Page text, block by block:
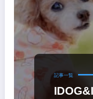
記事一覧